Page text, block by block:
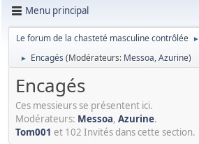
Menu principal
Le forum de la chasteté masculine contrôlée ►
► Encagés (Modérateurs: Messoa,Azurine)
Encagés
Ces messieurs se présentent ici.
Modérateurs: Messoa, Azurine.
Tom001 et 102 Invités dans cette section.